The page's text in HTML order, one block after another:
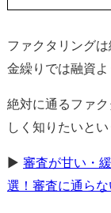
ファクタリング
金繰りでは融資よ
絶対に通るファ
しく知りたいと
▶ 審査が甘い・
選！審査に通ら